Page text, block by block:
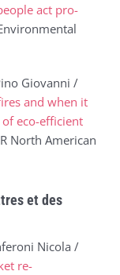
act pro-
Giovanni /
and when it
of eco-efficient
North American
et des
Nicola /
re-